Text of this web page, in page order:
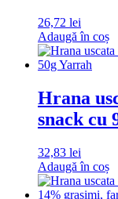
26,72 lei
Adaugă în coș
Hrana
snack cu
32,83 lei
Adaugă în coș